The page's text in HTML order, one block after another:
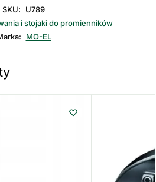
SKU:
U789
i stojaki do promienników
MO-EL